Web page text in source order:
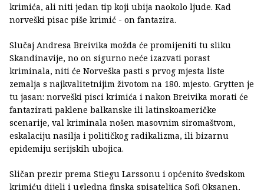
krimića, ali niti jedan tip koji ubija naokolo ljude. Kad
norveški pisac piše krimić - on fantazira.
Slučaj Andresa Breivika možda će promijeniti tu sliku
Skandinavije, no on sigurno neće izazvati porast
kriminala, niti će Norveška pasti s prvog mjesta liste
zemalja s najkvalitetnijim životom na 180. mjesto. Grytten je
tu jasan: norveški pisci krimića i nakon Breivika morati će
fantazirati paklene balkanske ili latinskoameričke
scenarije, val kriminala nošen masovnim siromaštvom,
eskalaciju nasilja i političkog radikalizma, ili bizarnu
epidemiju serijskih ubojica.
Sličan prezir prema Stiegu Larssonu i općenito švedskom
krimiću dijeli i ugledna finska spisateljica Sofi Oksanen,